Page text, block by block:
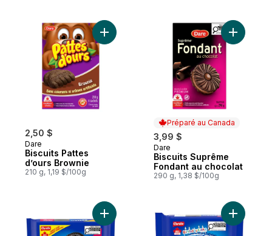
2,50 $
Dare
Biscuits Pattes
d’ours Brownie
210 g, 1,19 $/100g
Ajouter Biscuits Pattes d’ours Brownie au
Préparé au Canada
3,99 $
Préparé au Canada
Dare
Biscuits Suprême
Fondant au chocolat
290 g, 1,38 $/100g
Ajouter
Ajouter Biscuits-sandwiches au chocolat
Ajouter